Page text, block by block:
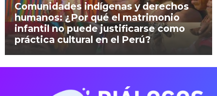
Comunidades indígenas y derechos
humanos: ¿Por qué el matrimonio
infantil no puede justificarse como
práctica cultural en el Perú?